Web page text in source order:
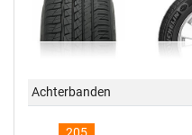
Achterbanden